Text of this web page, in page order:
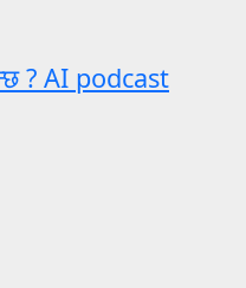
? AI podcast